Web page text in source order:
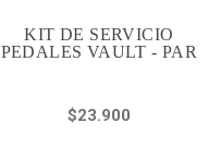
KIT DE SERVICIO
PEDALES VAULT - PAR
$23.900